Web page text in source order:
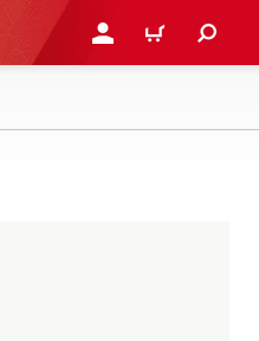
ログイン・新規オンライ
カート